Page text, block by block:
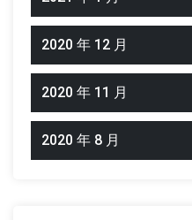
2020 年 12 月
2020 年 11 月
2020 年 8 月